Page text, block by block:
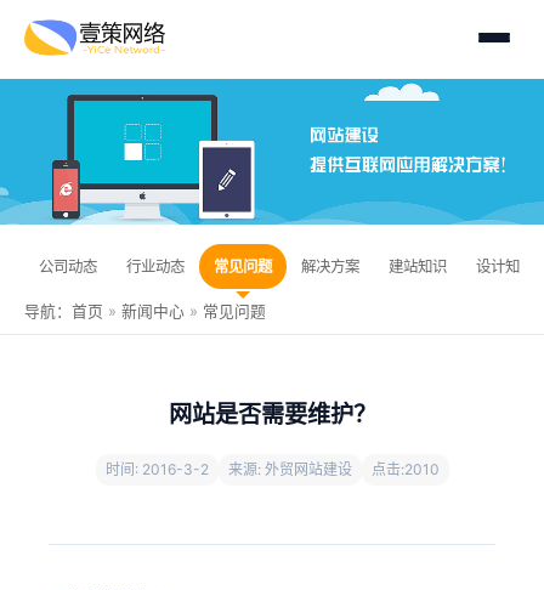
公司动态 行业动态 常见问题 解决方案 建站知识 设计知识
导航： 首页 » 新闻中心 » 常见问题
网站是否需要维护？
时间: 2016-3-2 来源: 外贸网站建设 点击:2010